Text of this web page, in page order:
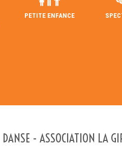
PETITE ENFANCE
DANSE - ASSOCIATION LA